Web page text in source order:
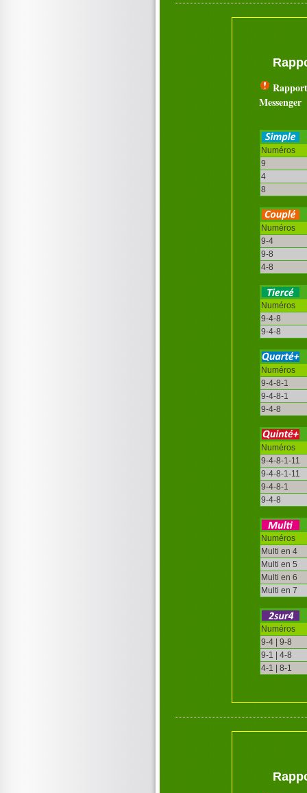
Messenger
Numéros
9
4
8
Numéros
9-4
9-8
4-8
Numéros
9-4-8
9-4-8
Numéros
9-4-8-1
9-4-8-1
9-4-8
Numéros
9-4-8-1-11
9-4-8-1-11
9-4-8-1
9-4-8
Numéros
Multi en 4
Multi en 5
Multi en 6
Multi en 7
Numéros
9-4 | 9-8
9-1 | 4-8
4-1 | 8-1